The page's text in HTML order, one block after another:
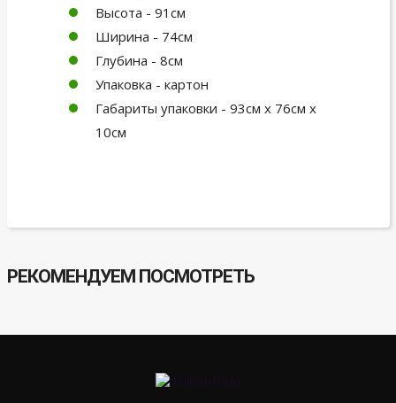
Высота - 91см
Ширина - 74см
Глубина - 8см
Упаковка - картон
Габариты упаковки - 93см х 76см х
10см
РЕКОМЕНДУЕМ ПОСМОТРЕТЬ